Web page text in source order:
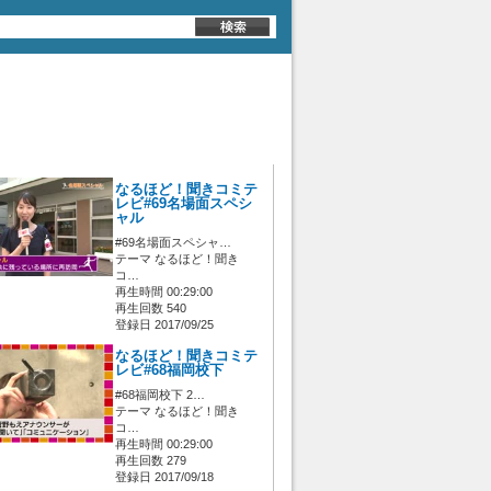
なるほど！聞きコミテ
レビ#69名場面スペシ
ャル
#69名場面スペシャ…
テーマ なるほど！聞き
コ…
再生時間 00:29:00
再生回数 540
登録日 2017/09/25
なるほど！聞きコミテ
レビ#68福岡校下
#68福岡校下 2…
テーマ なるほど！聞き
コ…
再生時間 00:29:00
再生回数 279
登録日 2017/09/18